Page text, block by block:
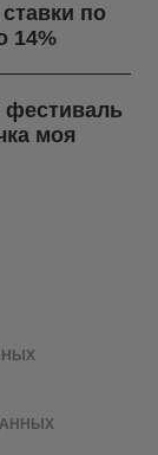
по
14%
фестиваль
моя